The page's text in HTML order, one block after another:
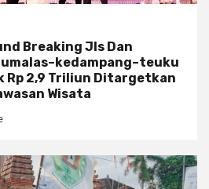
Breaking Jls Dan
Rp 2,9 Triliun Ditargetkan
Wisata